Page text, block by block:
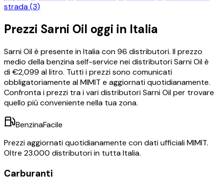
strada(3)
Prezzi Sarni Oil oggi in Italia
Sarni Oilè presente in Italia con96 distributori. Il prezzo
medio della benzina self-service nei distributoriSarni Oilè
di €2,099 al litro. Tutti i prezzi sono comunicati
obbligatoriamente al MIMIT e aggiornati quotidianamente.
Confronta i prezzi tra i vari distributoriSarni Oilper trovare
quello più conveniente nella tua zona.
BenzinaFacile
Prezzi aggiornati quotidianamente con dati ufficiali MIMIT.
Oltre 23.000 distributori in tutta Italia.
Carburanti